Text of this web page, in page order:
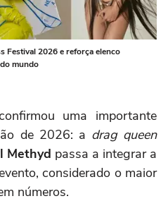
Festival 2026 e reforça elenco
mundo
uma importante
de 2026: a drag queen
Methyd passa a integrar a
considerado o maior
números.